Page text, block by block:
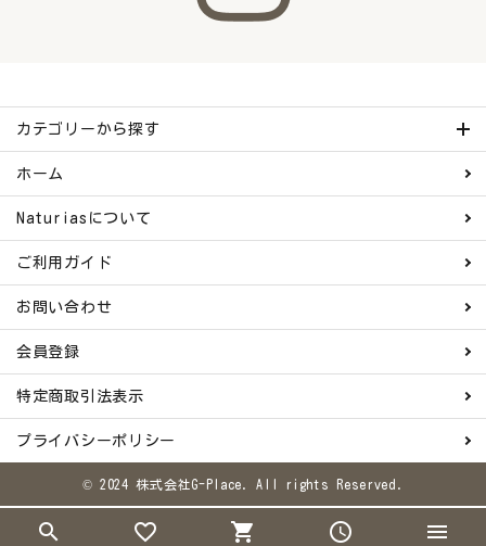
search favorite_border shopping_cart schedule menu
カテゴリーから探す
ホーム
Naturiasについて
ご利用ガイド
お問い合わせ
会員登録
特定商取引法表示
プライバシーポリシー
© 2024 株式会社G-Place. All rights Reserved.